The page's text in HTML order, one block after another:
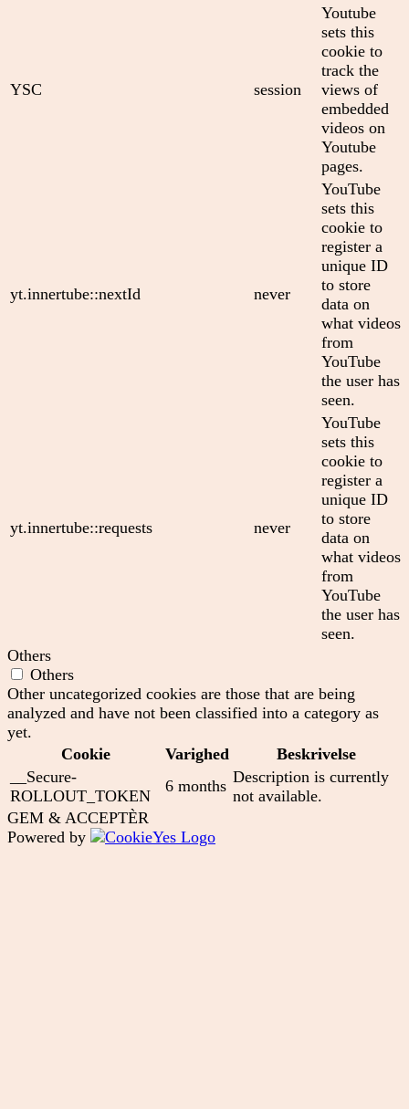
YSC session
Youtube
sets this
cookie to
track the
views of
embedded
videos on
Youtube
pages.
yt.innertube::nextId never
YouTube
sets this
cookie to
register a
unique ID
to store
data on
what videos
from
YouTube
the user has
seen.
yt.innertube::requests never
YouTube
sets this
cookie to
register a
unique ID
to store
data on
what videos
from
YouTube
the user has
seen.
Others
Others
Other uncategorized cookies are those that are being
analyzed and have not been classified into a category as
yet.
Cookie
Varighed
Beskrivelse
__Secure-
ROLLOUT_TOKEN
6 months Description is currently
not available.
GEM & ACCEPTÈR
Powered by